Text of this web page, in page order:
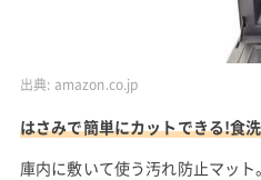
出典: amazon.co.jp
はさみで簡単にカットできる!食
庫内に敷いて使う汚れ防止マット。